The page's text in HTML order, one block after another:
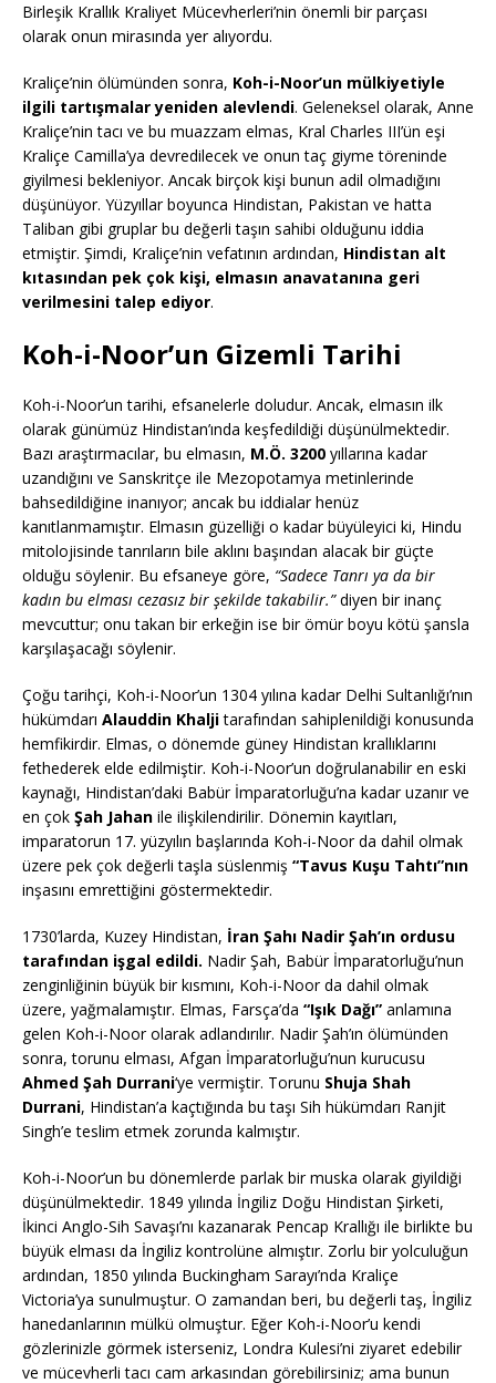
Birleşik Krallık Kraliyet Mücevherleri’nin önemli bir parçası
olarak onun mirasında yer alıyordu.
Kraliçe’nin ölümünden sonra, Koh-i-Noor’un mülkiyetiyle
ilgili tartışmalar yeniden alevlendi. Geleneksel olarak, Anne
Kraliçe’nin tacı ve bu muazzam elmas, Kral Charles III’ün eşi
Kraliçe Camilla’ya devredilecek ve onun taç giyme töreninde
giyilmesi bekleniyor. Ancak birçok kişi bunun adil olmadığını
düşünüyor. Yüzyıllar boyunca Hindistan, Pakistan ve hatta
Taliban gibi gruplar bu değerli taşın sahibi olduğunu iddia
etmiştir. Şimdi, Kraliçe’nin vefatının ardından, Hindistan alt
kıtasından pek çok kişi, elmasın anavatanına geri
verilmesini talep ediyor.
Koh-i-Noor’un Gizemli Tarihi
Koh-i-Noor’un tarihi, efsanelerle doludur. Ancak, elmasın ilk
olarak günümüz Hindistan’ında keşfedildiği düşünülmektedir.
Bazı araştırmacılar, bu elmasın, M.Ö. 3200 yıllarına kadar
uzandığını ve Sanskritçe ile Mezopotamya metinlerinde
bahsedildiğine inanıyor; ancak bu iddialar henüz
kanıtlanmamıştır. Elmasın güzelliği o kadar büyüleyici ki, Hindu
mitolojisinde tanrıların bile aklını başından alacak bir güçte
olduğu söylenir. Bu efsaneye göre, “Sadece Tanrı ya da bir
kadın bu elması cezasız bir şekilde takabilir.”diyen bir inanç
mevcuttur; onu takan bir erkeğin ise bir ömür boyu kötü şansla
karşılaşacağı söylenir.
Çoğu tarihçi, Koh-i-Noor’un 1304 yılına kadar Delhi Sultanlığı’nın
hükümdarı Alauddin Khaljitarafından sahiplenildiği konusunda
hemfikirdir. Elmas, o dönemde güney Hindistan krallıklarını
fethederek elde edilmiştir. Koh-i-Noor’un doğrulanabilir en eski
kaynağı, Hindistan’daki Babür İmparatorluğu’na kadar uzanır ve
en çok Şah Jahan ile ilişkilendirilir. Dönemin kayıtları,
imparatorun 17. yüzyılın başlarında Koh-i-Noor da dahil olmak
üzere pek çok değerli taşla süslenmiş “Tavus Kuşu Tahtı”nın
inşasını emrettiğini göstermektedir.
1730’larda, Kuzey Hindistan, İran Şahı Nadir Şah’ın ordusu
tarafından işgal edildi. Nadir Şah, Babür İmparatorluğu’nun
zenginliğinin büyük bir kısmını, Koh-i-Noor da dahil olmak
üzere, yağmalamıştır. Elmas, Farsça’da “Işık Dağı” anlamına
gelen Koh-i-Noor olarak adlandırılır. Nadir Şah’ın ölümünden
sonra, torunu elması, Afgan İmparatorluğu’nun kurucusu
Ahmed Şah Durrani‘ye vermiştir. Torunu Shuja Shah
Durrani, Hindistan’a kaçtığında bu taşı Sih hükümdarı Ranjit
Singh’e teslim etmek zorunda kalmıştır.
Koh-i-Noor’un bu dönemlerde parlak bir muska olarak giyildiği
düşünülmektedir. 1849 yılında İngiliz Doğu Hindistan Şirketi,
İkinci Anglo-Sih Savaşı’nı kazanarak Pencap Krallığı ile birlikte bu
büyük elması da İngiliz kontrolüne almıştır. Zorlu bir yolculuğun
ardından, 1850 yılında Buckingham Sarayı’nda Kraliçe
Victoria’ya sunulmuştur. O zamandan beri, bu değerli taş, İngiliz
hanedanlarının mülkü olmuştur. Eğer Koh-i-Noor’u kendi
gözlerinizle görmek isterseniz, Londra Kulesi’ni ziyaret edebilir
ve mücevherli tacı cam arkasından görebilirsiniz; ama bunun